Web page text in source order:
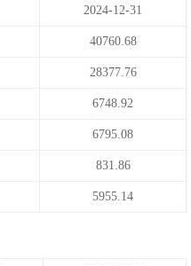
2024-12-31
40760.68
28377.76
6748.92
6795.08
831.86
5955.14